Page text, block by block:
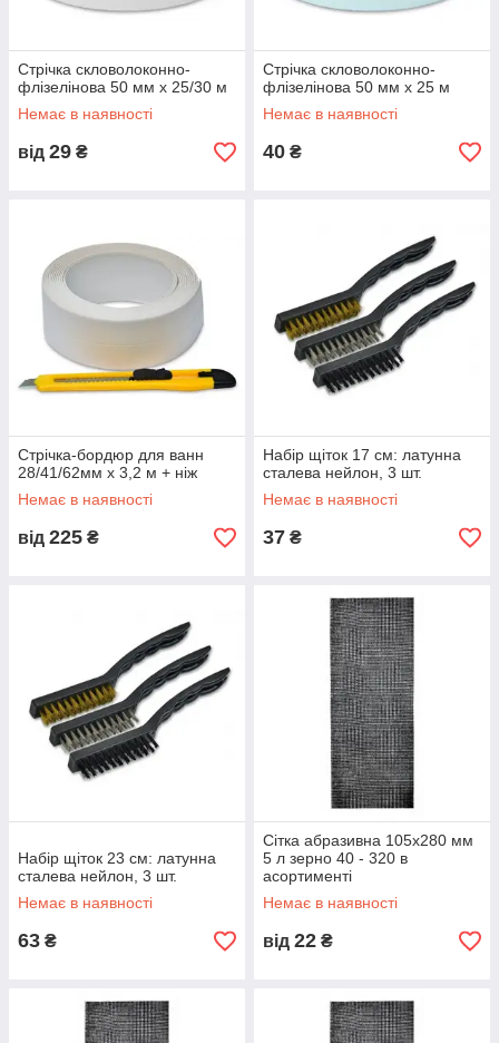
Стрічка скловолоконно-
флізелінова 50 мм х 25/30 м
Немає в наявності
від 29 ₴
Стрічка скловолоконно-
флізелінова 50 мм х 25 м
Немає в наявності
40 ₴
Стрічка-бордюр для ванн
28/41/62мм х 3,2 м + ніж
Немає в наявності
від 225 ₴
Набір щіток 17 см: латунна
сталева нейлон, 3 шт.
Немає в наявності
37 ₴
Набір щіток 23 см: латунна
сталева нейлон, 3 шт.
Немає в наявності
63 ₴
Сітка абразивна 105х280 мм
5 л зерно 40 - 320 в
асортименті
Немає в наявності
від 22 ₴